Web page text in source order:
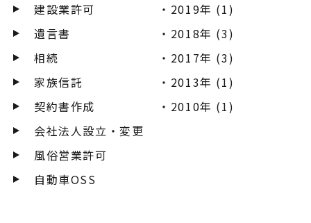
建設業許可
遺言書
相続
家族信託
契約書作成
会社法人設立・変更
風俗営業許可
自動車OSS
2019年 (1)
2018年 (3)
2017年 (3)
2013年 (1)
2010年 (1)